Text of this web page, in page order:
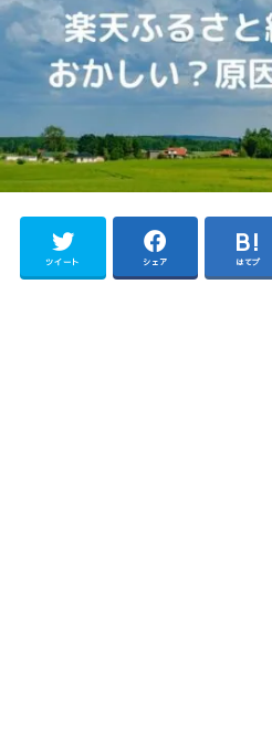
ツイート シェア はてブ